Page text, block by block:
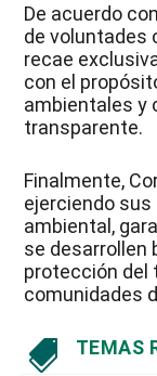
De acuerdo
de voluntades
recae
con el
ambientales y
transparente.
Finalmente,
ejerciendo
ambiental,
se desarrollen
protección del
comunidades
 TEMAS